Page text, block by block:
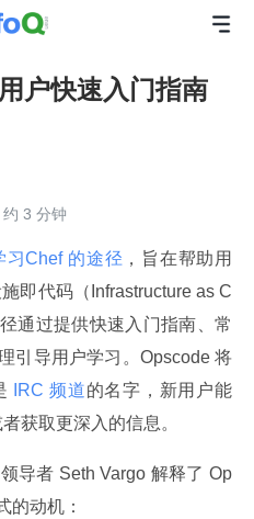
户快速入门指南
3 分钟
习Chef 的途径 ，旨在帮助用
即代码（Infrastructure as C
通过提供快速入门指南、常
引导用户学习。Opscode 将
IRC 频道的名字，新用户能
获取更深入的信息。
导者 Seth Vargo 解释了 Op
的动机：